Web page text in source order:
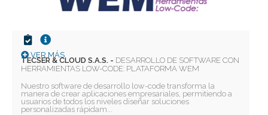
VER MÁS
TECSER & CLOUD S.A.S. - DESARROLLO DE SOFTWARE CON
HERRAMIENTAS LOW-CODE: PLATAFORMA WEM
Nuestro software de desarrollo low-code transforma la
manera de crear aplicaciones empresariales, permitiendo a
usuarios de todos los niveles diseñar soluciones
personalizadas rápidam...